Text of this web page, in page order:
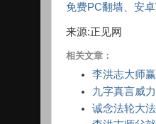
免费PC翻墙、安
来源:正见网
相关文章：
李洪志大师
九字真言威
诚念法轮大